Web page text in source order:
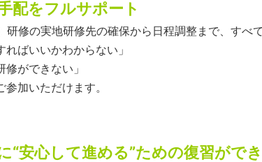
配をフルサポート
研修の実地研修先の確保から日程調整まで、すべ
ればいいかわからない」
修ができない」
加いただけます。
安心して進める”ための復習がで